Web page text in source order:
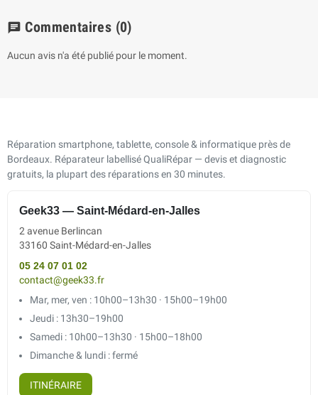
chat Commentaires (0)
Aucun avis n'a été publié pour le moment.
Réparation smartphone, tablette, console & informatique près de
Bordeaux. Réparateur labellisé QualiRépar — devis et diagnostic
gratuits, la plupart des réparations en 30 minutes.
Geek33 — Saint-Médard-en-Jalles
2 avenue Berlincan
33160 Saint-Médard-en-Jalles
05 24 07 01 02
contact@geek33.fr
Mar, mer, ven : 10h00–13h30 · 15h00–19h00
Jeudi : 13h30–19h00
Samedi : 10h00–13h30 · 15h00–18h00
Dimanche & lundi : fermé
ITINÉRAIRE